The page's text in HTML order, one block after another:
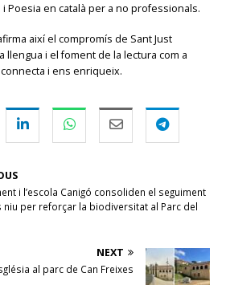
i Poesia en català per a no professionals.
així el compromís de Sant Just
llengua i el foment de la lectura com a
i ens enriqueix.
i l’escola Canigó consoliden el seguiment
niu per reforçar la biodiversitat al Parc del
NEXT
al parc de Can Freixes